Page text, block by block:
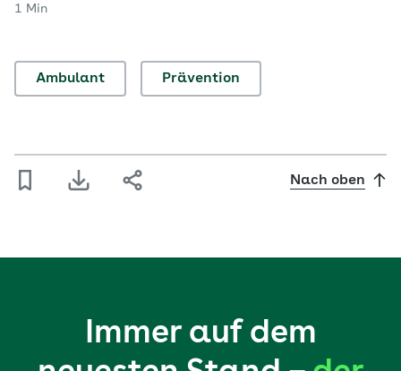
Versorgung. Viele Menschen sorgen sich daher,
die…
1 Min
Ambulant Prävention
Nach oben
Immer auf dem